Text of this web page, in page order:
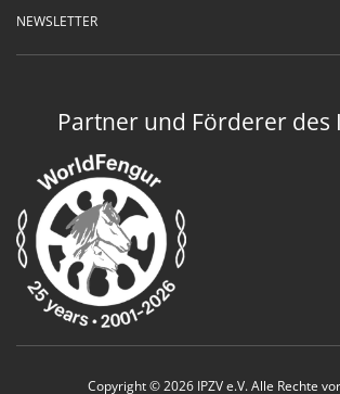
NEWSLETTER
Partner und Förderer des
Copyright © 2026 IPZV e.V. Alle Rechte